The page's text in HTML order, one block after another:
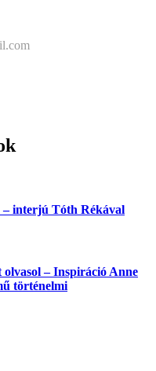
– interjú Tóth Rékával
– Inspiráció Anne
történelmi